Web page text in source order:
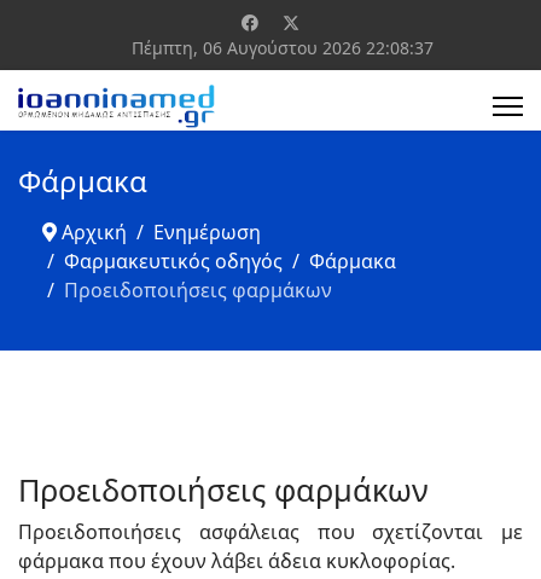
Πέμπτη, 06 Αυγούστου 2026 22:08:38
Φάρμακα
Αρχική
Ενημέρωση
Φαρμακευτικός οδηγός
Φάρμακα
Προειδοποιήσεις φαρμάκων
Προειδοποιήσεις φαρμάκων
Προειδοποιήσεις ασφάλειας που σχετίζονται με
φάρμακα που έχουν λάβει άδεια κυκλοφορίας.